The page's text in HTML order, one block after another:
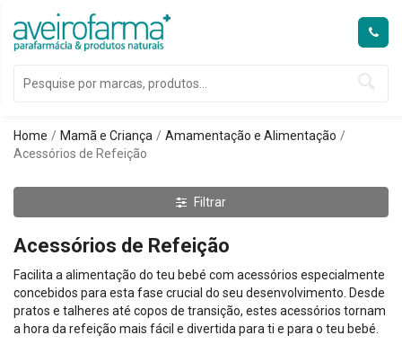
Home Mamã e Criança
Amamentação e Alimentação
Acessórios de Refeição
Filtrar
Acessórios de Refeição
Facilita a alimentação do teu bebé com acessórios especialmente
concebidos para esta fase crucial do seu desenvolvimento. Desde
pratos e talheres até copos de transição, estes acessórios tornam
a hora da refeição mais fácil e divertida para ti e para o teu bebé.